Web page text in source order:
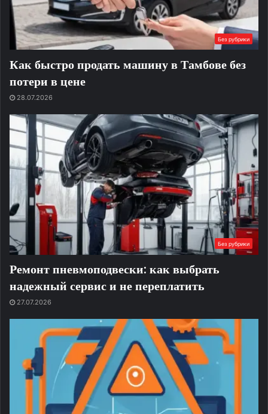
Без рубрики
Как быстро продать машину в Тамбове без
потери в цене
28.07.2026
Без рубрики
Ремонт пневмоподвески: как выбрать
надежный сервис и не переплатить
27.07.2026